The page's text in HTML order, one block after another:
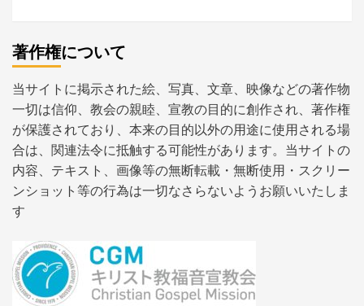
著作権について
当サイトに掲示された絵、写真、文章、映像などの著作物
一切は信仰、教会の親睦、宣教の目的に創作され、著作権
が保護されており、本来の目的以外の用途に使用される場
合は、関連法令に抵触する可能性があります。当サイトの
内容、テキスト、画像等の無断転載・無断使用・スクリー
ンショット等の行為は一切なさらないようお願いいたしま
す